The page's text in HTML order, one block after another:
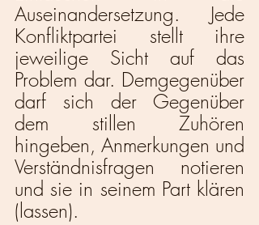
Auseinandersetzung. Jede
Konfliktpartei stellt ihre
jeweilige Sicht auf das
Problem dar. Demgegenüber
darf sich der Gegenüber
dem stillen Zuhören
hingeben, Anmerkungen und
Verständnisfragen notieren
und sie in seinem Part klären
(lassen).